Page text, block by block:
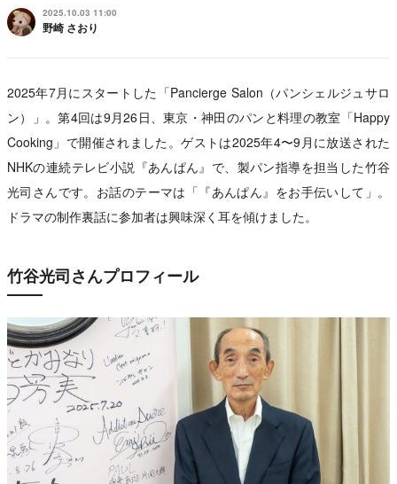
2025.10.03 11:00
野崎 さおり
2025年7月にスタートした「Pancierge Salon（パンシェルジュサロ
ン）」。第4回は9月26日、東京・神田のパンと料理の教室「Happy
Cooking」で開催されました。ゲストは2025年4〜9月に放送された
NHKの連続テレビ小説『あんぱん』で、製パン指導を担当した竹谷
光司さんです。お話のテーマは「『あんぱん』をお手伝いして」。
ドラマの制作裏話に参加者は興味深く耳を傾けました。
竹谷光司さんプロフィール